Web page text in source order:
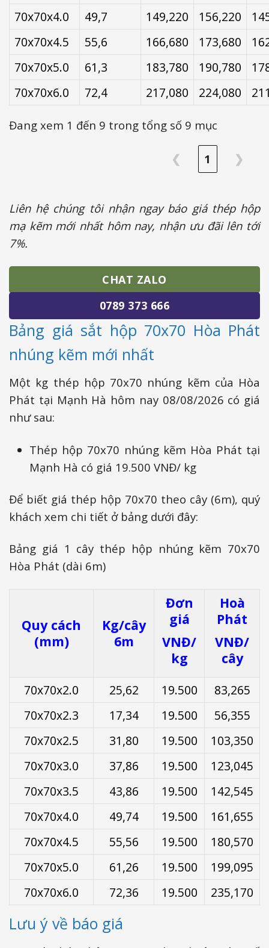
70x70x4.0
49,7 149,220 156,220
70x70x4.5
55,6 166,680 173,680
70x70x5.0
61,3 183,780 190,780
70x70x6.0
72,4 217,080 224,080
Đang xem 1 đến 9 trong tổng số 9 mục
❮ 1 ❯
Liên hệ chúng tôi nhận ngay báo giá thép hộp
mạ kẽm mới nhất hôm nay, nhận ưu đãi lên tới
7%.
CHAT ZALO
0789 373 666
Bảng giá sắt hộp 70x70 Hòa Phát
nhúng kẽm mới nhất
Một kg thép hộp 70x70 nhúng kẽm của Hòa
Phát tại Mạnh Hà hôm nay 08/08/2026 có giá
như sau:
Thép hộp 70x70 nhúng kẽm Hòa Phát tại
Mạnh Hà có giá 19.500 VNĐ/ kg
Để biết giá thép hộp 70x70 theo cây (6m), quý
khách xem chi tiết ở bảng dưới đây:
Bảng giá 1 cây thép hộp nhúng kẽm 70x70
Hòa Phát (dài 6m)
Quy cách
(mm)
Kg/cây
6m
Đơn
giá
VNĐ/
kg
Hoà
Phát
VNĐ/
cây
70x70x2.0 25,62 19.500
83,265
70x70x2.3
17,34 19.500
56,355
70x70x2.5
31,80 19.500
103,350
70x70x3.0
37,86 19.500
123,045
70x70x3.5
43,86 19.500
142,545
70x70x4.0
49,74 19.500
161,655
70x70x4.5
55,56 19.500
180,570
70x70x5.0
61,26 19.500
199,095
70x70x6.0
72,36 19.500 235,170
Lưu ý về báo giá